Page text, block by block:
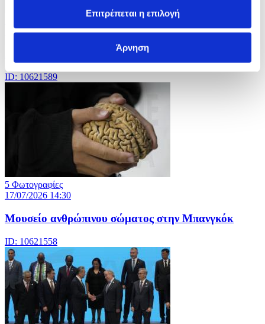
Επιτρέπεται η επιλογή
Άρνηση
17/07/2026 14:37
26ο γαλλο-γερμανικό Υπουργικό Συμβούλιο
ID: 10621589
5 Φωτογραφίες
17/07/2026 14:30
Μουσείο ανθρώπινου σώματος στην Μπανγκόκ
ID: 10621558